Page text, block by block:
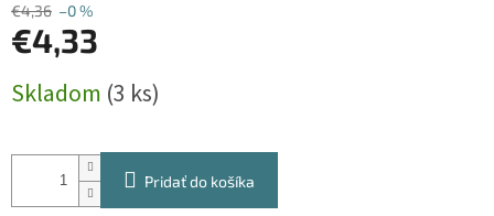
€4,36 –0 %
€4,33
cena:
Skladom (3 ks)
Pridať do košíka